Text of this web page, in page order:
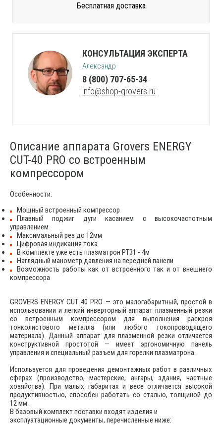
Бесплатная доставка
КОНСУЛЬТАЦИЯ ЭКСПЕРТА
Александр
8 (800) 707-65-34
info@shop-grovers.ru
Описание аппарата Grovers ENERGY
CUT-40 PRO со встроенным
компрессором
Особенности:
Мощный встроенный компрессор
Плавный поджиг дуги касанием с высокочастотным
управлением
Максимальный рез до 12мм
Цифровая индикация тока
В комплекте уже есть плазматрон PT31 - 4м
Наглядный манометр давления на передней панели
Возможность работы как от встроенного так и от внешнего
компрессора
GROVERS ENERGY CUT 40 PRO — это малогабаритный, простой в
использовании и легкий инверторный аппарат плазменный резки
со встроенным компрессором для выполнения раскроя
тонколистового металла (или любого токопроводящего
материала). Данный аппарат для плазменной резки отличается
конструктивной простотой — имеет эргономичную панель
управления и специальный разъем для горелки плазматрона.
Используется для проведения демонтажных работ в различных
сферах (производство, мастерские, ангары, здания, частные
хозяйства). При малых габаритах и весе отличается высокой
продуктивностью, способен работать со сталью, толщиной до
12 мм.
В базовый комплект поставки входят изделия и
эксплуатационные документы, перечисленные ниже: